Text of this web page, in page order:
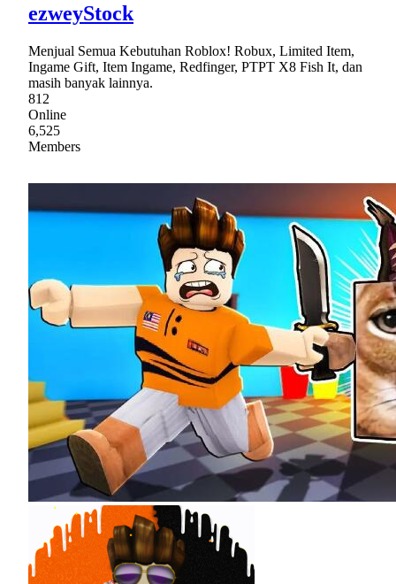
ezweyStock
Menjual Semua Kebutuhan Roblox! Robux, Limited Item,
Ingame Gift, Item Ingame, Redfinger, PTPT X8 Fish It, dan
masih banyak lainnya.
812
Online
6,525
Members